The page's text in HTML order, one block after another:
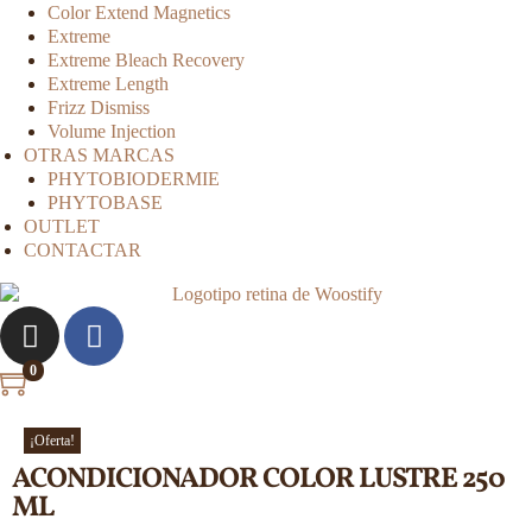
Color Extend Magnetics
Extreme
Extreme Bleach Recovery
Extreme Length
Frizz Dismiss
Volume Injection
OTRAS MARCAS
PHYTOBIODERMIE
PHYTOBASE
OUTLET
CONTACTAR
0
¡Oferta!
ACONDICIONADOR COLOR LUSTRE 250
ML